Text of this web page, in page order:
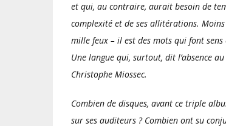
et qui, au contraire, aurait besoin de
complexité et de ses allitérations.
mille feux – il est des mots qui font
Une langue qui, surtout, dit l’absence
Christophe Miossec.
Combien de disques, avant ce triple
sur ses auditeurs ? Combien ont su